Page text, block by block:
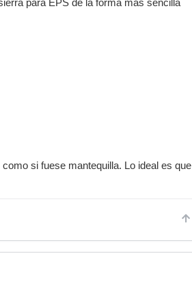
para EPS de la forma más sencilla
si fuese mantequilla. Lo ideal es que